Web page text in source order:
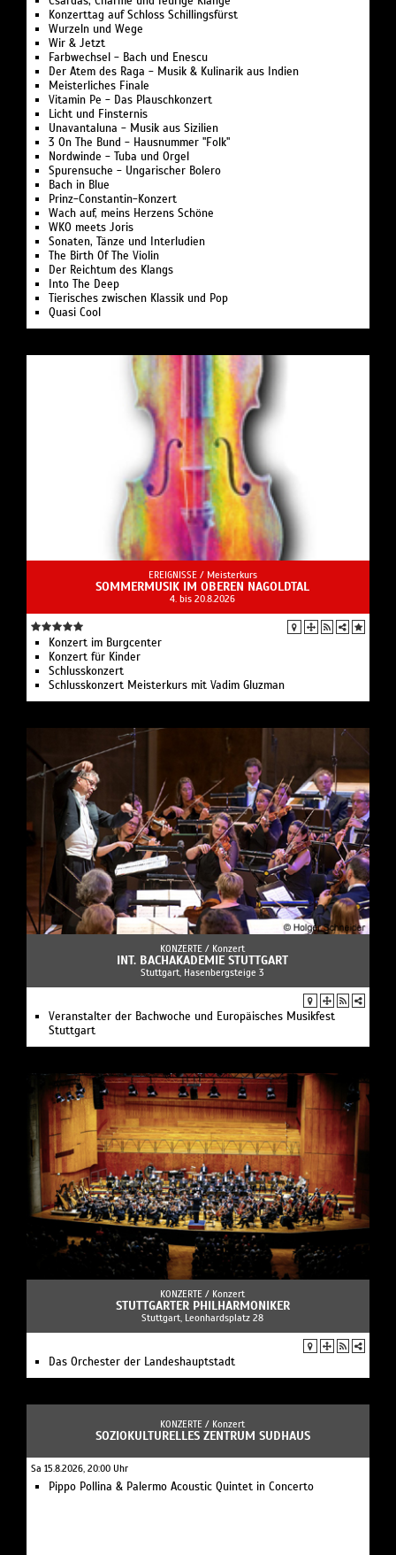
Konzerttag auf Schloss Schillingsfürst
Wurzeln und Wege
Wir & Jetzt
Farbwechsel - Bach und Enescu
Der Atem des Raga - Musik & Kulinarik aus Indien
Meisterliches Finale
Vitamin Pe - Das Plauschkonzert
Licht und Finsternis
Unavantaluna - Musik aus Sizilien
3 On The Bund - Hausnummer "Folk"
Nordwinde - Tuba und Orgel
Spurensuche - Ungarischer Bolero
Bach in Blue
Prinz-Constantin-Konzert
Wach auf, meins Herzens Schöne
WKO meets Joris
Sonaten, Tänze und Interludien
The Birth Of The Violin
Der Reichtum des Klangs
Into The Deep
Tierisches zwischen Klassik und Pop
Quasi Cool
EREIGNISSE / Meisterkurs
SOMMERMUSIK IM OBEREN NAGOLDTAL
4. bis 20.8.2026
Konzert im Burgcenter
Konzert für Kinder
Schlusskonzert
Schlusskonzert Meisterkurs mit Vadim Gluzman
KONZERTE / Konzert
INT. BACHAKADEMIE STUTTGART
Stuttgart, Hasenbergsteige 3
Veranstalter der Bachwoche und Europäisches Musikfest
Stuttgart
KONZERTE / Konzert
STUTTGARTER PHILHARMONIKER
Stuttgart, Leonhardsplatz 28
Das Orchester der Landeshauptstadt
KONZERTE / Konzert
SOZIOKULTURELLES ZENTRUM SUDHAUS
Sa 15.8.2026, 20:00 Uhr
Pippo Pollina & Palermo Acoustic Quintet in Concerto